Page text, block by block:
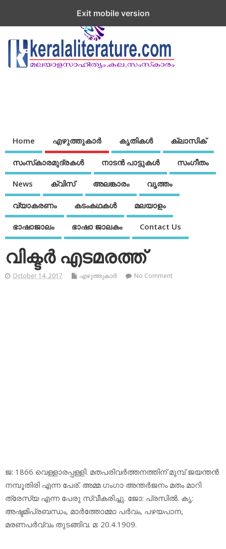
Home എഴുത്തുകാര്‍ കൃതികൾ ക്ലാസിക്
സംസ്‌കാരമുദ്രകള്‍ നാടന്‍ പാട്ടുകള്‍ സംഗീതം
News ക്വിസ് അലങ്കാരം വൃത്തം
വ്യാകരണം കടംകഥകള്‍ മലയാളം
ഭാഷാജാലം ഭാഷാ ജാലകം Contact Us
വിക്ടര്‍ എടമരത്ത്
October 14, 2017 എഴുത്തുകാര്‍ No Comment
ജ: 1866 വെള്ളാരപ്പള്ളി. മതപരിവര്‍ത്തനത്തിന് മുമ്പ് ജയന്തന്‍
നമ്പൂതിരി എന്ന പേര്. അമ്മ ഗംഗാ അന്തര്‍ജനം മതം മാറി
ത്രേസ്യ എന്ന പേരു സ്വീകരിച്ചു. ജോ: പ്രസില്‍. കൃ:
അഷ്ടമിപ്രബന്ധം, മാര്‍ത്തോമ്മാ പര്‍വം, പഴയപാന,
മരണപര്‍വ്വം തുടങ്ങിവ. മ: 20.4.1909.
Exit mobile version